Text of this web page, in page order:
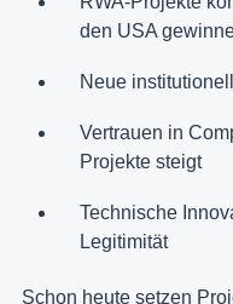
den USA
Neue
Vertrauen in
Projekte steigt
Technische
Legitimität
Schon heute setzen